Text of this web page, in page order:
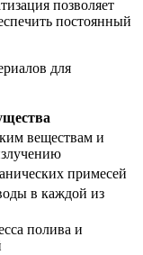
позволяет
постоянный
для
веществам и
примесей
в каждой из
полива и